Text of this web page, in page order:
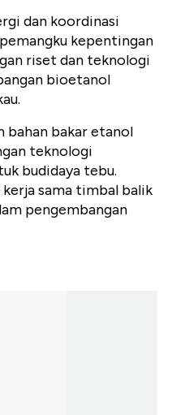
dan koordinasi
kepentingan
riset dan teknologi
bioetanol
bahan bakar etanol
teknologi
budidaya tebu.
sama timbal balik
pengembangan